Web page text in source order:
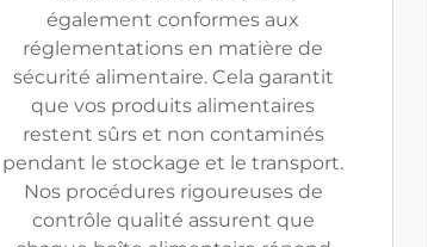
également conformes aux
réglementations en matière de
sécurité alimentaire. Cela garantit
que vos produits alimentaires
restent sûrs et non contaminés
pendant le stockage et le transport.
Nos procédures rigoureuses de
contrôle qualité assurent que